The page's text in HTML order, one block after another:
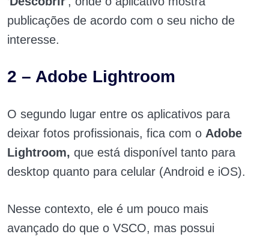
publicações de acordo com o seu nicho de
interesse.
2 – Adobe Lightroom
O segundo lugar entre os aplicativos para
deixar fotos profissionais, fica com o Adobe
Lightroom, que está disponível tanto para
desktop quanto para celular (Android e iOS).
Nesse contexto, ele é um pouco mais
avançado do que o VSCO, mas possui